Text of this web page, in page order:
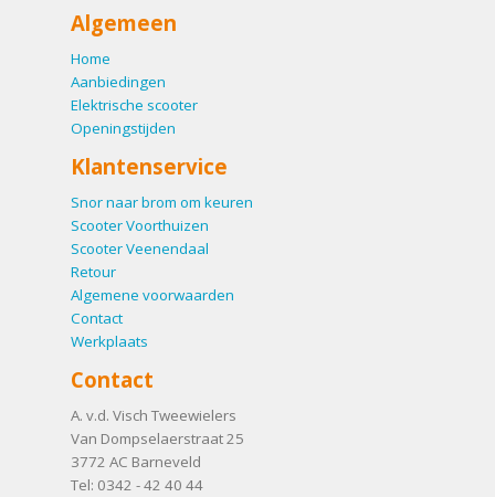
Algemeen
Home
Aanbiedingen
Elektrische scooter
Openingstijden
Klantenservice
Snor naar brom om keuren
Scooter Voorthuizen
Scooter Veenendaal
Retour
Algemene voorwaarden
Contact
Werkplaats
Contact
A. v.d. Visch Tweewielers
Van Dompselaerstraat 25
3772 AC Barneveld
Tel: 0342 - 42 40 44